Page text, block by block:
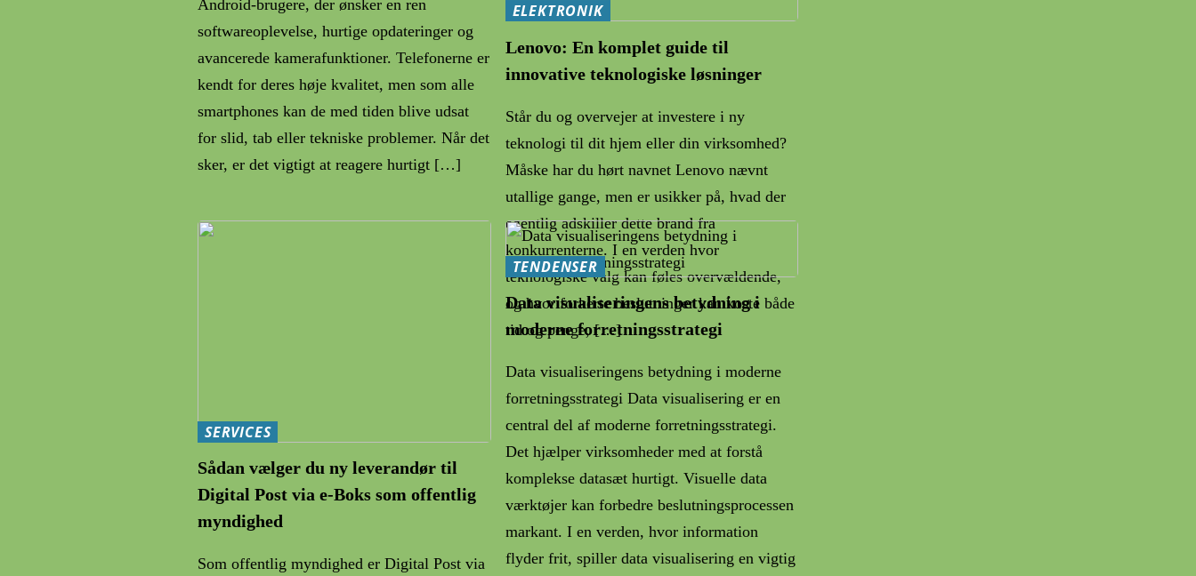
Android-brugere, der ønsker en ren
softwareoplevelse, hurtige opdateringer og
avancerede kamerafunktioner. Telefonerne er
kendt for deres høje kvalitet, men som alle
smartphones kan de med tiden blive udsat
for slid, tab eller tekniske problemer. Når det
sker, er det vigtigt at reagere hurtigt […]
ELEKTRONIK
Lenovo: En komplet guide til
innovative teknologiske løsninger
Står du og overvejer at investere i ny
teknologi til dit hjem eller din virksomhed?
Måske har du hørt navnet Lenovo nævnt
utallige gange, men er usikker på, hvad der
egentlig adskiller dette brand fra
konkurrenterne. I en verden hvor
teknologiske valg kan føles overvældende,
og hvor forkerte beslutninger kan koste både
tid og penge, […]
SERVICES
Sådan vælger du ny leverandør til
Digital Post via e-Boks som offentlig
myndighed
Som offentlig myndighed er Digital Post via
TENDENSER
Data visualiseringens betydning i
moderne forretningsstrategi
Data visualiseringens betydning i moderne
forretningsstrategi Data visualisering er en
central del af moderne forretningsstrategi.
Det hjælper virksomheder med at forstå
komplekse datasæt hurtigt. Visuelle data
værktøjer kan forbedre beslutningsprocessen
markant. I en verden, hvor information
flyder frit, spiller data visualisering en vigtig